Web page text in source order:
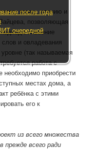
языку, чтению и
позволяющая
освоение
и овладевания
(так называемая
работа с
необходимо приобрести
местах дома, а
ребёнка с этими
его к
из всего множества
всего ради
после года
очередной